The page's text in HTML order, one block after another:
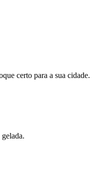
certo para a sua cidade.